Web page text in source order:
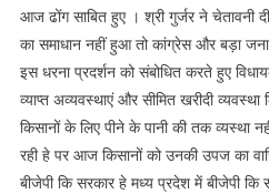
आज ढोंग साबित हुए । श्री गुर्जर ने चेतावनी
का समाधान नहीं हुआ तो कांग्रेस और बड़ा
इस धरना प्रदर्शन को संबोधित करते हुए
व्याप्त अव्यवस्थाएं और सीमित खरीदी
किसानों के लिए पीने के पानी की तक व्यस्था
रही हे पर आज किसानों को उनकी उपज का
बीजेपी कि सरकार हे मध्य प्रदेश में बीजेपी कि